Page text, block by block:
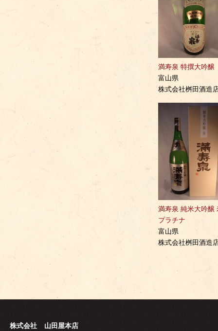
満寿泉 特撰大吟醸
富山県
株式会社桝田酒造
満寿泉 純米大吟醸
プラチナ
富山県
株式会社桝田酒造
株式会社 山田屋本店